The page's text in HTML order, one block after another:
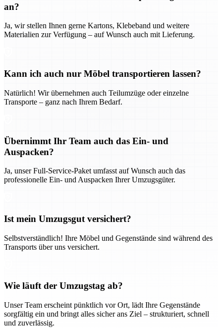
an?
Ja, wir stellen Ihnen gerne Kartons, Klebeband und weitere
Materialien zur Verfügung – auf Wunsch auch mit Lieferung.
Kann ich auch nur Möbel transportieren lassen?
Natürlich! Wir übernehmen auch Teilumzüge oder einzelne
Transporte – ganz nach Ihrem Bedarf.
Übernimmt Ihr Team auch das Ein- und
Auspacken?
Ja, unser Full-Service-Paket umfasst auf Wunsch auch das
professionelle Ein- und Auspacken Ihrer Umzugsgüter.
Ist mein Umzugsgut versichert?
Selbstverständlich! Ihre Möbel und Gegenstände sind während des
Transports über uns versichert.
Wie läuft der Umzugstag ab?
Unser Team erscheint pünktlich vor Ort, lädt Ihre Gegenstände
sorgfältig ein und bringt alles sicher ans Ziel – strukturiert, schnell
und zuverlässig.